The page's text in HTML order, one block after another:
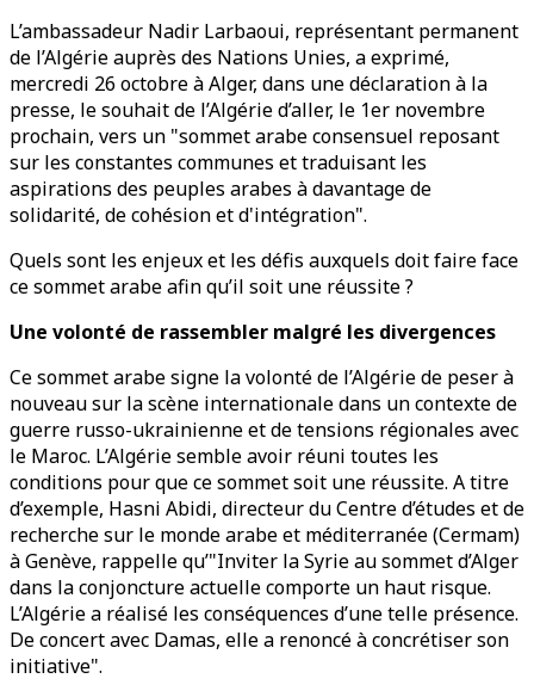
L’ambassadeur Nadir Larbaoui, représentant permanent
de l’Algérie auprès des Nations Unies, a exprimé,
mercredi 26 octobre à Alger, dans une déclaration à la
presse, le souhait de l’Algérie d’aller, le 1er novembre
prochain, vers un "sommet arabe consensuel reposant
sur les constantes communes et traduisant les
aspirations des peuples arabes à davantage de
solidarité, de cohésion et d'intégration".
Quels sont les enjeux et les défis auxquels doit faire face
ce sommet arabe afin qu’il soit une réussite ?
Une volonté de rassembler malgré les divergences
Ce sommet arabe signe la volonté de l’Algérie de peser à
nouveau sur la scène internationale dans un contexte de
guerre russo-ukrainienne et de tensions régionales avec
le Maroc. L’Algérie semble avoir réuni toutes les
conditions pour que ce sommet soit une réussite. A titre
d’exemple, Hasni Abidi, directeur du Centre d’études et de
recherche sur le monde arabe et méditerranée (Cermam)
à Genève, rappelle qu’"Inviter la Syrie au sommet d’Alger
dans la conjoncture actuelle comporte un haut risque.
L’Algérie a réalisé les conséquences d’une telle présence.
De concert avec Damas, elle a renoncé à concrétiser son
initiative".